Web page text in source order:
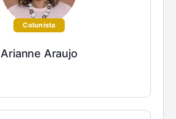
Colunista
Arianne Araujo